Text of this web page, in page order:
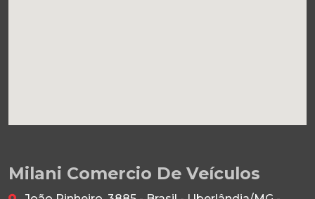
Milani Comercio De Veículos